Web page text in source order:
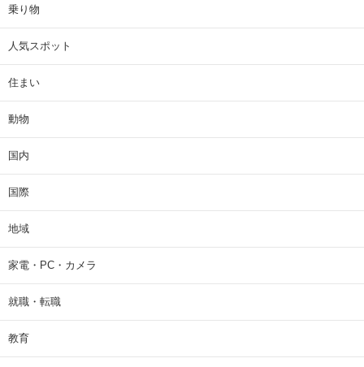
乗り物
人気スポット
住まい
動物
国内
国際
地域
家電・PC・カメラ
就職・転職
教育